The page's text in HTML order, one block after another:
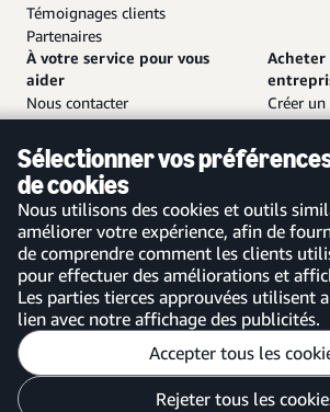
Sélectionner vos
de cookies
Nous utilisons des cookies et outils
améliorer votre expérience, afin de
de comprendre comment les clients
pour effectuer des améliorations et
Les parties tierces approuvées utilisent
lien avec notre affichage des publicités.
Accepter tous les
Rejeter tous les
Témoignages clients
Partenaires
À votre service pour vous
aider
Nous contacter
Service client et assistance
Plan de site
Acheter
Créer
Se
Business
France
Personnaliser mes